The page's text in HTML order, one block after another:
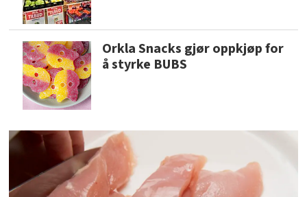
Orkla Snacks gjør oppkjøp for
å styrke BUBS